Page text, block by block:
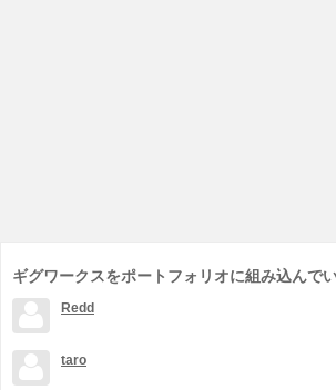
ギグワークスをポートフォリオに組み込んで
Redd
taro